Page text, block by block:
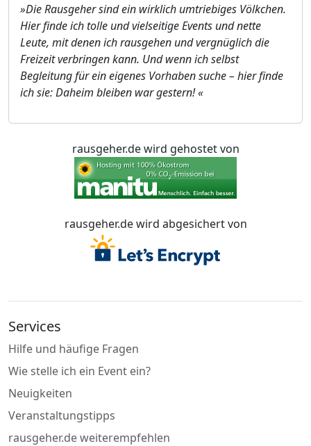
»Die Rausgeher sind ein wirklich umtriebiges Völkchen.
Hier finde ich tolle und vielseitige Events und nette
Leute, mit denen ich rausgehen und vergnüglich die
Freizeit verbringen kann. Und wenn ich selbst
Begleitung für ein eigenes Vorhaben suche – hier finde
ich sie: Daheim bleiben war gestern! «
rausgeher.de wird gehostet von
rausgeher.de wird abgesichert von
Services
Hilfe und häufige Fragen
Wie stelle ich ein Event ein?
Neuigkeiten
Veranstaltungstipps
rausgeher.de weiterempfehlen